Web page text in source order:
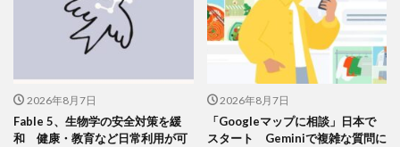
2026年8月7日
Fable 5、生物学の安全対策を緩
和 健康・教育など日常利用が可
2026年8月7日
「Googleマップに相談」日本で
スタート Geminiで複雑な質問に